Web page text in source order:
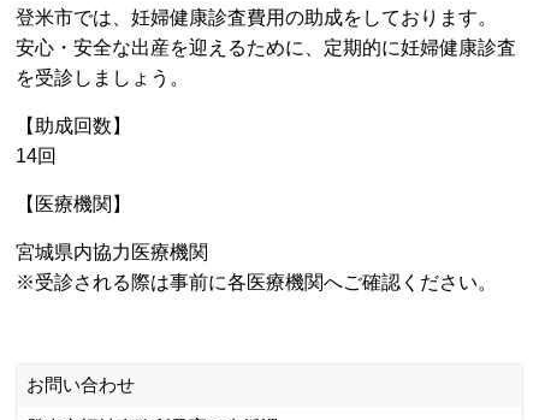
若年層の定住および移住を促進するため、住居を取得する
にあたり次の2区分の助成をします。
転入者型
市内への転入者が居住する住宅を取得した場合、借入
金の一部を助成します。
多世代同居を目的とした住宅を取得した場合、借入金
の一部を助成します。
TEL：0228-22-1125
URL／